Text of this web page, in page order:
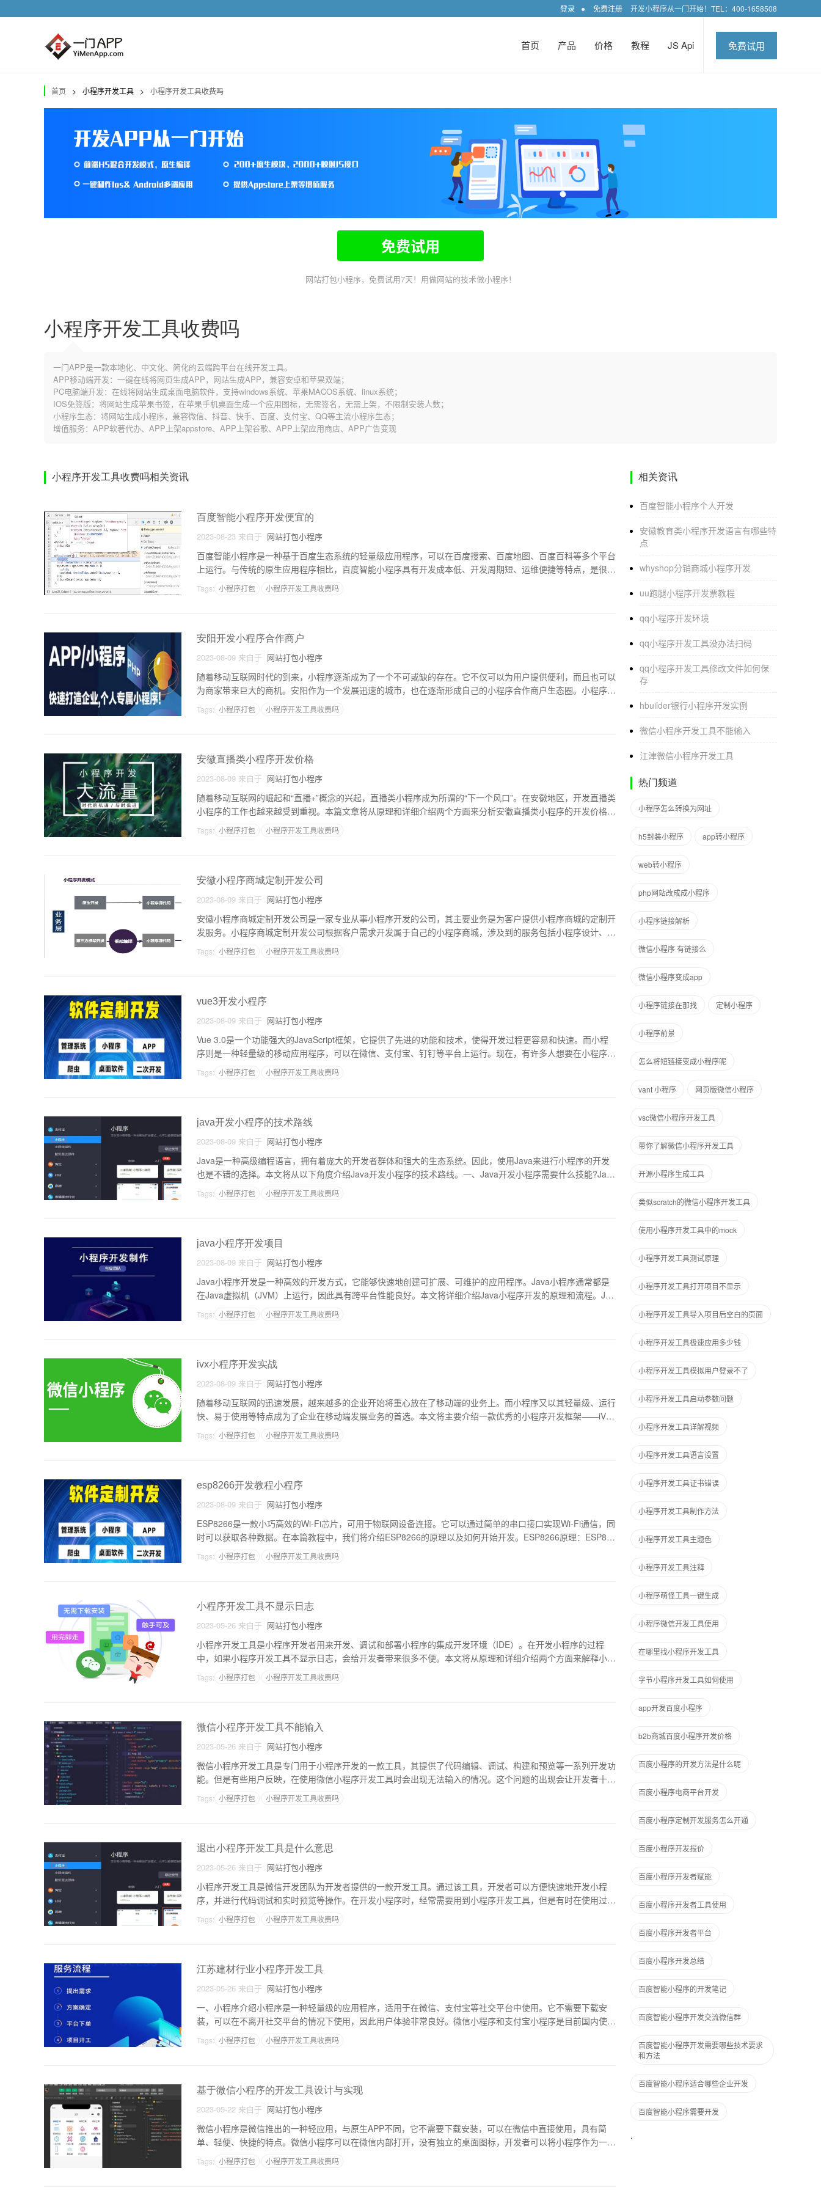
登录 ● 免费注册 开发小程序从一门开始！TEL：400-1658508
首页 产品 价格 教程 JS Api 免费试用
首页 > 小程序开发工具 > 小程序开发工具收费吗
免费试用
网站打包小程序，免费试用7天！用做网站的技术做小程序！
小程序开发工具收费吗
一门APP是一款本地化、中文化、简化的云端跨平台在线开发工具。
APP移动端开发：一键在线将网页生成APP，网站生成APP，兼容安卓和苹果双端；
PC电脑端开发：在线将网站生成桌面电脑软件，支持windows系统、苹果MACOS系统、linux系统；
IOS免签版：将网站生成苹果书签，在苹果手机桌面生成一个应用图标，无需签名，无需上架，不限制安装人数；
小程序生态：将网站生成小程序，兼容微信、抖音、快手、百度、支付宝、QQ等主流小程序生态；
增值服务：APP软著代办、APP上架appstore、APP上架谷歌、APP上架应用商店、APP广告变现
小程序开发工具收费吗相关资讯
百度智能小程序开发便宜的
2023-08-23 来自于 网站打包小程序
百度智能小程序是一种基于百度生态系统的轻量级应用程序，可以在百度搜索、百度地图、百度百科等多个平台
上运行。与传统的原生应用程序相比，百度智能小程序具有开发成本低、开发周期短、运维便捷等特点，是很多
企业和开发者的首选。百度智能小程序的开发可以分为四个主要步骤
Tags: 小程序打包 小程序开发工具收费吗
安阳开发小程序合作商户
2023-08-09 来自于 网站打包小程序
随着移动互联网时代的到来，小程序逐渐成为了一个不可或缺的存在。它不仅可以为用户提供便利，而且也可以
为商家带来巨大的商机。安阳作为一个发展迅速的城市，也在逐渐形成自己的小程序合作商户生态圈。小程序合
作商户是指在微信小程序平台上注册并发布产品或服务的商家或个人
Tags: 小程序打包 小程序开发工具收费吗
安徽直播类小程序开发价格
2023-08-09 来自于 网站打包小程序
随着移动互联网的崛起和“直播+”概念的兴起，直播类小程序成为所谓的“下一个风口”。在安徽地区，开发直播类
小程序的工作也越来越受到重视。本篇文章将从原理和详细介绍两个方面来分析安徽直播类小程序的开发价格。
一、开发直播类小程序的原理直播类小程序的基本原理是将视
Tags: 小程序打包 小程序开发工具收费吗
安徽小程序商城定制开发公司
2023-08-09 来自于 网站打包小程序
安徽小程序商城定制开发公司是一家专业从事小程序开发的公司，其主要业务是为客户提供小程序商城的定制开
发服务。小程序商城定制开发公司根据客户需求开发属于自己的小程序商城，涉及到的服务包括小程序设计、后
台搭建、数据库构建等等。小程序是一种基于微信公众平台的轻量级
Tags: 小程序打包 小程序开发工具收费吗
vue3开发小程序
2023-08-09 来自于 网站打包小程序
Vue 3.0是一个功能强大的JavaScript框架，它提供了先进的功能和技术，使得开发过程更容易和快速。而小程
序则是一种轻量级的移动应用程序，可以在微信、支付宝、钉钉等平台上运行。现在，有许多人想要在小程序中
使用Vue 3.0，因为它提供了更好的开发体
Tags: 小程序打包 小程序开发工具收费吗
java开发小程序的技术路线
2023-08-09 来自于 网站打包小程序
Java是一种高级编程语言，拥有着庞大的开发者群体和强大的生态系统。因此，使用Java来进行小程序的开发
也是不错的选择。本文将从以下角度介绍Java开发小程序的技术路线。一、Java开发小程序需要什么技能?Java
开发小程序需要具备的技能，包括：1、熟练掌
Tags: 小程序打包 小程序开发工具收费吗
java小程序开发项目
2023-08-09 来自于 网站打包小程序
Java小程序开发是一种高效的开发方式，它能够快速地创建可扩展、可维护的应用程序。Java小程序通常都是
在Java虚拟机（JVM）上运行，因此具有跨平台性能良好。本文将详细介绍Java小程序开发的原理和流程。Jav
a小程序开发的原理Java小程序开发是基于
Tags: 小程序打包 小程序开发工具收费吗
ivx小程序开发实战
2023-08-09 来自于 网站打包小程序
随着移动互联网的迅速发展，越来越多的企业开始将重心放在了移动端的业务上。而小程序又以其轻量级、运行
快、易于使用等特点成为了企业在移动端发展业务的首选。本文将主要介绍一款优秀的小程序开发框架——iVie
w Weapp，并且和大家分享一些小程序开发实战经验。一
Tags: 小程序打包 小程序开发工具收费吗
esp8266开发教程小程序
2023-08-09 来自于 网站打包小程序
ESP8266是一款小巧高效的Wi-Fi芯片，可用于物联网设备连接。它可以通过简单的串口接口实现Wi-Fi通信，同
时可以获取各种数据。在本篇教程中，我们将介绍ESP8266的原理以及如何开始开发。ESP8266原理：ESP82
66是一种带Wi-Fi功能的低
Tags: 小程序打包 小程序开发工具收费吗
小程序开发工具不显示日志
2023-05-26 来自于 网站打包小程序
小程序开发工具是小程序开发者用来开发、调试和部署小程序的集成开发环境（IDE）。在开发小程序的过程
中，如果小程序开发工具不显示日志，会给开发者带来很多不便。本文将从原理和详细介绍两个方面来解释小程
序开发工具不显示日志的原因。一、原理小程序开发工具是基于Ch
Tags: 小程序打包 小程序开发工具收费吗
微信小程序开发工具不能输入
2023-05-26 来自于 网站打包小程序
微信小程序开发工具是专门用于小程序开发的一款工具，其提供了代码编辑、调试、构建和预览等一系列开发功
能。但是有些用户反映，在使用微信小程序开发工具时会出现无法输入的情况。这个问题的出现会让开发者十分
困扰，那么下面我们就来详细介绍一下微信小程序开发工具不能输入
Tags: 小程序打包 小程序开发工具收费吗
退出小程序开发工具是什么意思
2023-05-26 来自于 网站打包小程序
小程序开发工具是微信开发团队为开发者提供的一款开发工具。通过该工具，开发者可以方便快速地开发小程
序，并进行代码调试和实时预览等操作。在开发小程序时，经常需要用到小程序开发工具，但是有时在使用过程
中可能会遇到“退出小程序开发工具”的情况。下面将详细介绍这种情
Tags: 小程序打包 小程序开发工具收费吗
江苏建材行业小程序开发工具
2023-05-26 来自于 网站打包小程序
一、小程序介绍小程序是一种轻量级的应用程序，适用于在微信、支付宝等社交平台中使用。它不需要下载安
装，可以在不离开社交平台的情况下使用，因此用户体验非常良好。微信小程序和支付宝小程序是目前国内使用
最为广泛的两种小程序。二、小程序的优势1.用户体验良好：不需要
Tags: 小程序打包 小程序开发工具收费吗
基于微信小程序的开发工具设计与实现
2023-05-22 来自于 网站打包小程序
微信小程序是微信推出的一种轻应用，与原生APP不同，它不需要下载安装，可以在微信中直接使用，具有简
单、轻便、快捷的特点。微信小程序可以在微信内部打开，没有独立的桌面图标，开发者可以将小程序作为一种
新的应用方式来开发，达到快速发布和方便传播的效果。微信小程序
Tags: 小程序打包 小程序开发工具收费吗
相关资讯
百度智能小程序个人开发
安徽教育类小程序开发语言有哪些特
点
whyshop分销商城小程序开发
uu跑腿小程序开发票教程
qq小程序开发环境
qq小程序开发工具没办法扫码
qq小程序开发工具修改文件如何保
存
hbuilder银行小程序开发实例
微信小程序开发工具不能输入
江津微信小程序开发工具
热门频道
小程序怎么转换为网址
h5封装小程序 app转小程序
web转小程序
php网站改成成小程序
小程序链接解析
微信小程序 有链接么
微信小程序变成app
小程序链接在那找 定制小程序
小程序前景
怎么将短链接变成小程序呢
vant 小程序 网页版微信小程序
vsc微信小程序开发工具
带你了解微信小程序开发工具
开源小程序生成工具
类似scratch的微信小程序开发工具
使用小程序开发工具中的mock
小程序开发工具测试原理
小程序开发工具打开项目不显示
小程序开发工具导入项目后空白的页面
小程序开发工具极速应用多少钱
小程序开发工具模拟用户登录不了
小程序开发工具启动参数问题
小程序开发工具详解视频
小程序开发工具语言设置
小程序开发工具证书错误
小程序开发工具制作方法
小程序开发工具主题色
小程序开发工具注释
小程序萌怪工具一键生成
小程序微信开发工具使用
在哪里找小程序开发工具
字节小程序开发工具如何使用
app开发百度小程序
b2b商城百度小程序开发价格
百度小程序的开发方法是什么呢
百度小程序电商平台开发
百度小程序定制开发服务怎么开通
百度小程序开发报价
百度小程序开发者赋能
百度小程序开发者工具使用
百度小程序开发者平台
百度小程序开发总结
百度智能小程序的开发笔记
百度智能小程序开发交流微信群
百度智能小程序开发需要哪些技术要求
和方法
百度智能小程序适合哪些企业开发
百度智能小程序需要开发